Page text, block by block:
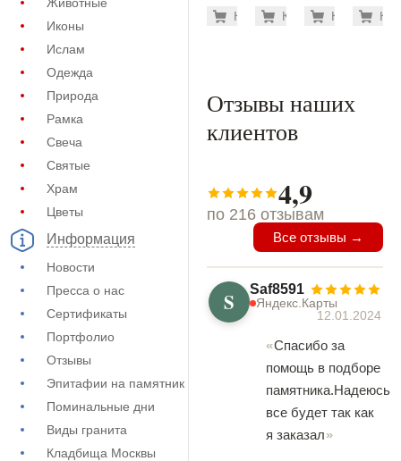
Иконы
Ислам
Одежда
Природа
Рамка
Свеча
Святые
Храм
Цветы
Информация
Новости
Пресса о нас
Сертификаты
Портфолио
Отзывы
Эпитафии на памятник
Поминальные дни
Виды гранита
Кладбища Москвы
(72-206)
-7% 3.700
Купить(72-628)
-7%
Купить(72-864)
-
Купить(73-
Отзывы наших
клиентов
4,9
по 216 отзывам
Все отзывы →
S Saf8591
Яндекс.Карты
12.01.2024
Спасибо за
помощь в подборе
памятника.Надеюсь
все будет так как
я заказал